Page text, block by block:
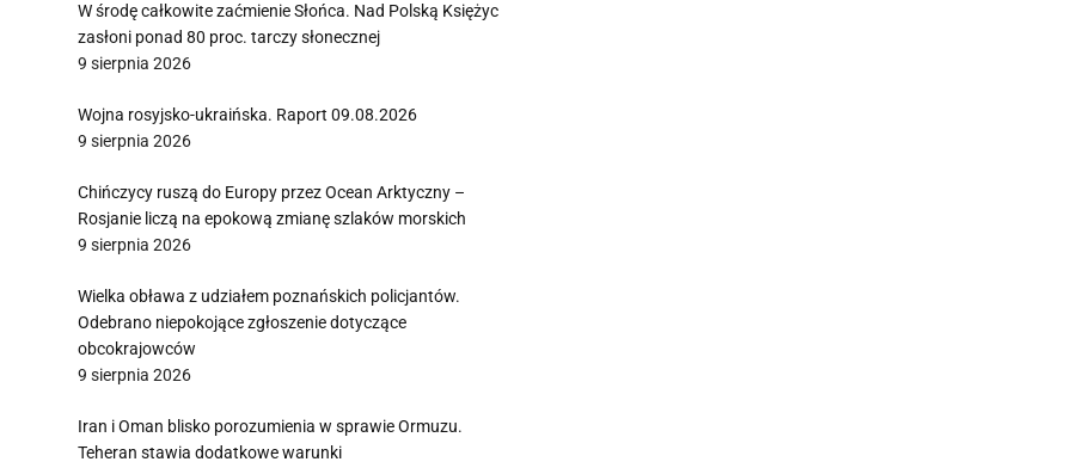
W środę całkowite zaćmienie Słońca. Nad Polską Księżyc
zasłoni ponad 80 proc. tarczy słonecznej
9 sierpnia 2026
Wojna rosyjsko-ukraińska. Raport 09.08.2026
9 sierpnia 2026
Chińczycy ruszą do Europy przez Ocean Arktyczny –
Rosjanie liczą na epokową zmianę szlaków morskich
9 sierpnia 2026
Wielka obława z udziałem poznańskich policjantów.
Odebrano niepokojące zgłoszenie dotyczące
obcokrajowców
9 sierpnia 2026
Iran i Oman blisko porozumienia w sprawie Ormuzu.
Teheran stawia dodatkowe warunki